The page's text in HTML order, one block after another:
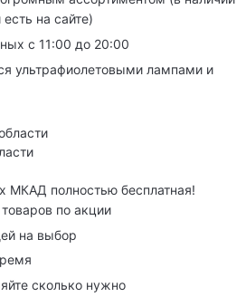
на сайте)
с 11:00 до 20:00
ультрафиолетовыми лампами и
МКАД полностью бесплатная!
по акции
на выбор
сколько нужно